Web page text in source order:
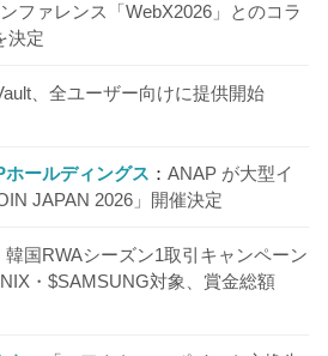
ファレンス「WebX2026」とのコラ
決定
、全ユーザー向けに提供開始
ールディングス
ANAP が大型イ
JAPAN 2026」開催決定
韓国RWAシーズン1取引キャンペーン
・$SAMSUNG対象、賞金総額